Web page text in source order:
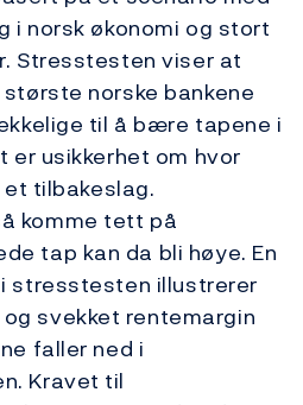
i norsk økonomi og stort
Stresstesten viser at
norske bankene
til å bære tapene i
er usikkerhet om hvor
tilbakeslag.
komme tett på
tap kan da bli høye. En
stresstesten illustrerer
svekket rentemargin
faller ned i
Kravet til